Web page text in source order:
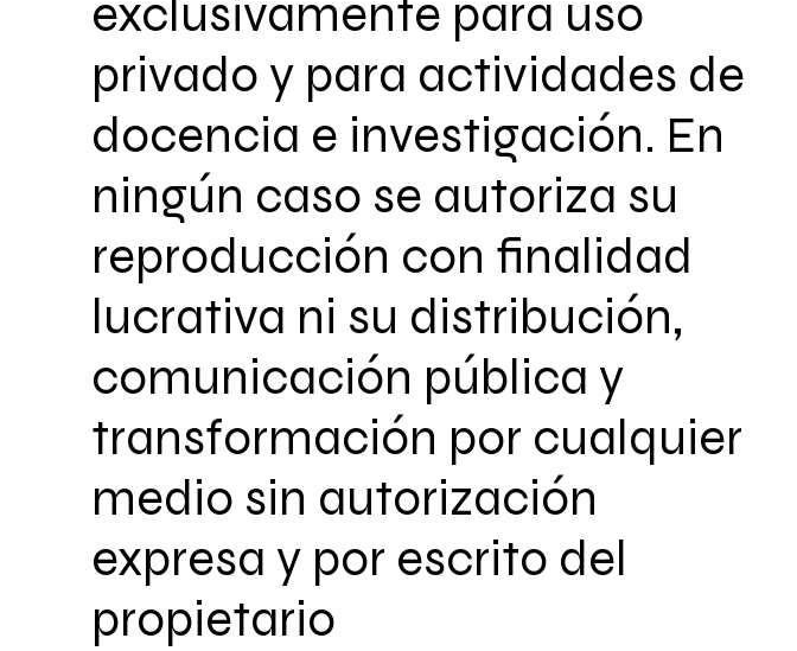
exclusivamente para uso
privado y para actividades de
docencia e investigación. En
ningún caso se autoriza su
reproducción con finalidad
lucrativa ni su distribución,
comunicación pública y
transformación por cualquier
medio sin autorización
expresa y por escrito del
propietario